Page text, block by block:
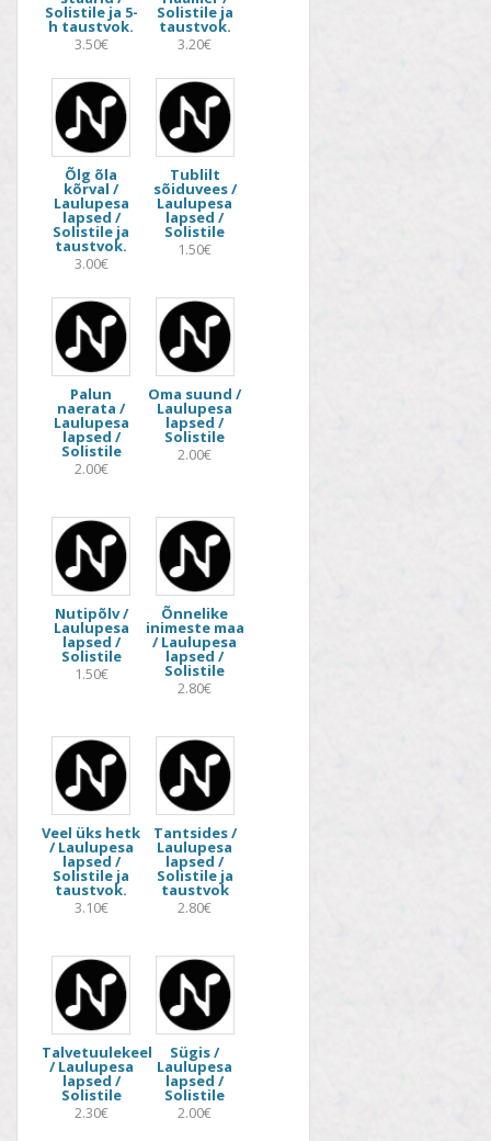
Solistile ja 5-
h taustvok.
3.50€
Solistile ja
taustvok.
3.20€
Õlg õla
kõrval /
Laulupesa
lapsed /
Solistile ja
taustvok.
3.00€
Tublilt
sõiduvees /
Laulupesa
lapsed /
Solistile
1.50€
Palun
naerata /
Laulupesa
lapsed /
Solistile
2.00€
Oma suund /
Laulupesa
lapsed /
Solistile
2.00€
Nutipõlv /
Laulupesa
lapsed /
Solistile
1.50€
Õnnelike
inimeste maa
/ Laulupesa
lapsed /
Solistile
2.80€
Veel üks hetk
/ Laulupesa
lapsed /
Solistile ja
taustvok.
3.10€
Tantsides /
Laulupesa
lapsed /
Solistile ja
taustvok
2.80€
Talvetuulekeel
/ Laulupesa
lapsed /
Solistile
2.30€
Sügis /
Laulupesa
lapsed /
Solistile
2.00€